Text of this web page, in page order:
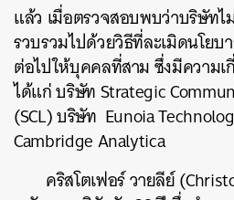
แล้ว เมื่อตรวจสอบพบว่าบริษัท
รวบรวมไปด้วยวิธีที่ละเมิดนโย
ต่อไปให้บุคคลที่สาม ซึ่งมีความ
ได้แก่ บริษัท Strategic
(SCL) บริษัท Eunoia
Cambridge Analytica
คริสโตเฟอร์ วายลีย์